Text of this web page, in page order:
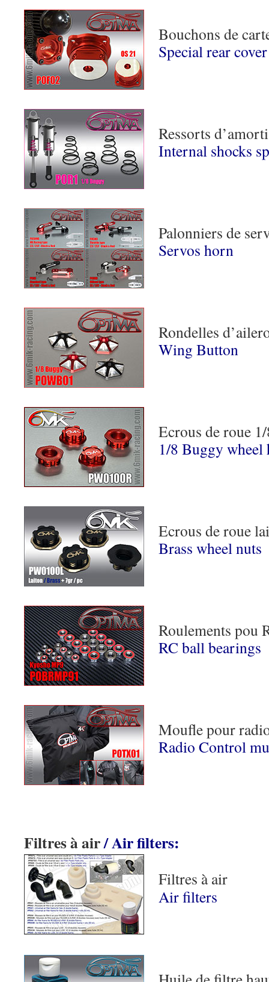
Bouchons de
Special rear
Ressorts
Internal shocks
Palonniers de
Servos horn
Rondelles
Wing Button
Ecrous de roue
1/8 Buggy wheel
Ecrous de roue
Brass wheel nuts
Roulements pou
RC ball bearings
Moufle pour
Radio Control
Filtres à air/ Air filters:
Filtres à air
Air filters